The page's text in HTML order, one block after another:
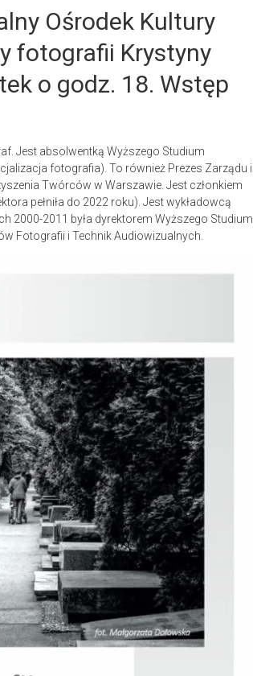
Ośrodek Kultury
fotografii Krystyny
o godz. 18. Wstęp
Jest absolwentką Wyższego Studium
fotografia). To również Prezes Zarządu i
Twórców w Warszawie. Jest członkiem
pełniła do 2022 roku). Jest wykładowcą
2000-2011 była dyrektorem Wyższego Studium
Fotografii i Technik Audiowizualnych.